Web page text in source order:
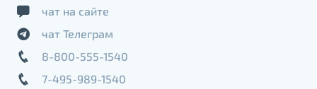
чат на сайте
чат Телеграм
8-800-555-1540
7-495-989-1540